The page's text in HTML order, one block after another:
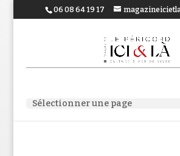
06 08 64 19 17
Sélectionner une page